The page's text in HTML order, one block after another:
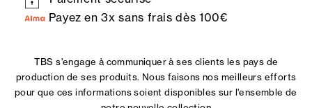
Payez en 3x sans frais dès 100€
TBS s'engage à communiquer à ses clients les pays de
production de ses produits. Nous faisons nos meilleurs efforts
pour que ces informations soient disponibles sur l'ensemble de